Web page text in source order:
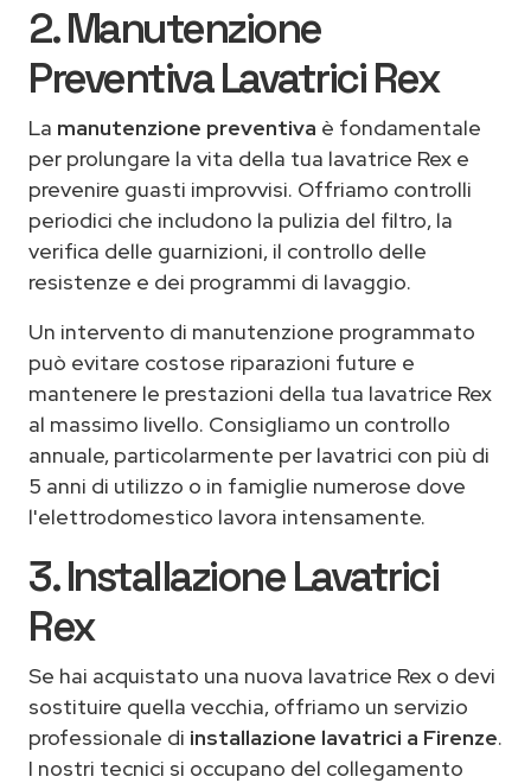
2. Manutenzione
Preventiva Lavatrici Rex
La manutenzione preventiva è fondamentale
per prolungare la vita della tua lavatrice Rex e
prevenire guasti improvvisi. Offriamo controlli
periodici che includono la pulizia del filtro, la
verifica delle guarnizioni, il controllo delle
resistenze e dei programmi di lavaggio.
Un intervento di manutenzione programmato
può evitare costose riparazioni future e
mantenere le prestazioni della tua lavatrice Rex
al massimo livello. Consigliamo un controllo
annuale, particolarmente per lavatrici con più di
5 anni di utilizzo o in famiglie numerose dove
l'elettrodomestico lavora intensamente.
3. Installazione Lavatrici
Rex
Se hai acquistato una nuova lavatrice Rex o devi
sostituire quella vecchia, offriamo un servizio
professionale di installazione lavatrici a Firenze.
I nostri tecnici si occupano del collegamento